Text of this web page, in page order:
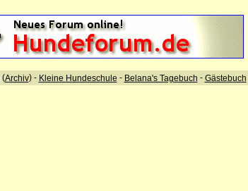
(Archiv) - Kleine Hundeschule - Belana's Tagebuch - Gästebuch